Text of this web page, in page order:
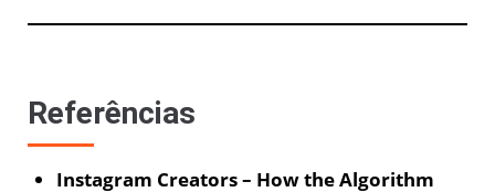
Referências
Instagram Creators – How the Algorithm